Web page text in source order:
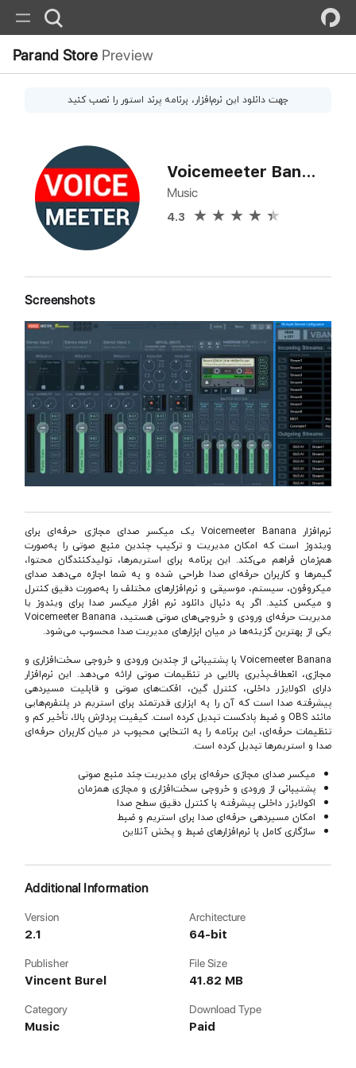
Parand Store Preview
جهت دانلود این نرم‌افزار، برنامه پرند استور را نصب کنید
Voicemeeter Banana
Music
4.3
Screenshots
نرم‌افزار Voicemeeter Banana یک میکسر صدای مجازی حرفه‌ای برای
ویندوز است که امکان مدیریت و ترکیب چندین منبع صوتی را به‌صورت
هم‌زمان فراهم می‌کند. این برنامه برای استریمرها، تولیدکنندگان محتوا،
گیمرها و کاربران حرفه‌ای صدا طراحی شده و به شما اجازه می‌دهد صدای
میکروفون، سیستم، موسیقی و نرم‌افزارهای مختلف را به‌صورت دقیق کنترل
و میکس کنید. اگر به دنبال دانلود نرم افزار میکسر صدا برای ویندوز یا
مدیریت حرفه‌ای ورودی و خروجی‌های صوتی هستید، Voicemeeter Banana
یکی از بهترین گزینه‌ها در میان ابزارهای مدیریت صدا محسوب می‌شود.
Voicemeeter Banana با پشتیبانی از چندین ورودی و خروجی سخت‌افزاری و
مجازی، انعطاف‌پذیری بالایی در تنظیمات صوتی ارائه می‌دهد. این نرم‌افزار
دارای اکولایزر داخلی، کنترل گین، افکت‌های صوتی و قابلیت مسیردهی
پیشرفته صدا است که آن را به ابزاری قدرتمند برای استریم در پلتفرم‌هایی
مانند OBS و ضبط پادکست تبدیل کرده است. کیفیت پردازش بالا، تأخیر کم و
تنظیمات حرفه‌ای، این برنامه را به انتخابی محبوب در میان کاربران حرفه‌ای
صدا و استریمرها تبدیل کرده است.
میکسر صدای مجازی حرفه‌ای برای مدیریت چند منبع صوتی
پشتیبانی از ورودی و خروجی سخت‌افزاری و مجازی همزمان
اکولایزر داخلی پیشرفته با کنترل دقیق سطح صدا
امکان مسیردهی حرفه‌ای صدا برای استریم و ضبط
سازگاری کامل با نرم‌افزارهای ضبط و پخش آنلاین
Additional Information
Version
2.1
Architecture
64-bit
Publisher
Vincent Burel
File Size
41.82 MB
Category
Music
Download Type
Paid